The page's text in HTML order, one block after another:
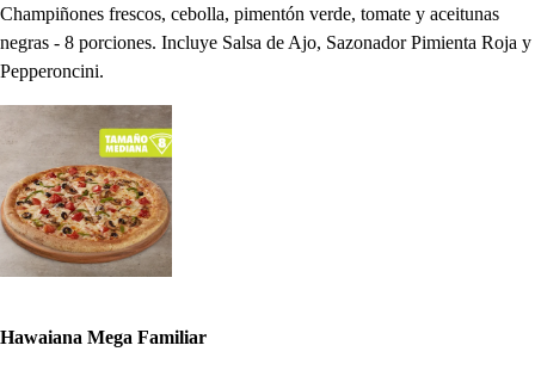
Champiñones frescos, cebolla, pimentón verde, tomate y aceitunas
negras - 8 porciones. Incluye Salsa de Ajo, Sazonador Pimienta Roja y
Pepperoncini.
Hawaiana Mega Familiar